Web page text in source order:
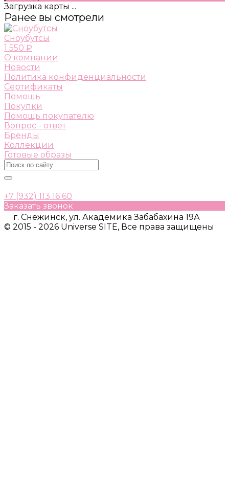
Загрузка карты ...
Ранее вы смотрели
Сноубутсы
1 550 ₽
О компании
Новости
Политика конфиденциальности
Сертификаты
Помощь
Покупки
Помощь покупателю
Вопрос - ответ
Бренды
Коллекции
Готовые образы
+7 (932) 113 16 60
Заказать звонок
г. Снежинск, ул. Академика Забабахина 19А
© 2015 - 2026 Universe SITE, Все права защищены